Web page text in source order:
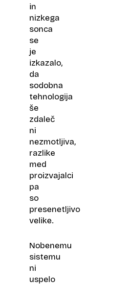
in
nizkega
sonca
se
je
izkazalo,
da
sodobna
tehnologija
še
zdaleč
ni
nezmotljiva,
razlike
med
proizvajalci
pa
so
presenetljivo
velike.
Nobenemu
sistemu
ni
uspelo